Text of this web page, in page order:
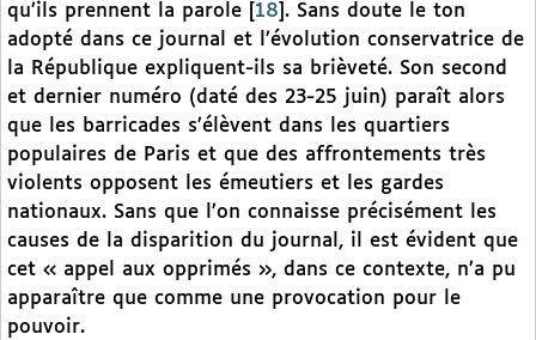
qu’ils prennent la parole
18 . Sans doute le ton
adopté dans ce journal et l’évolution conservatrice de
la République expliquent-ils sa brièveté. Son second
et dernier numéro (daté des 23-25 juin) paraît alors
que les barricades s’élèvent dans les quartiers
populaires de Paris et que des affrontements très
violents opposent les émeutiers et les gardes
nationaux. Sans que l’on connaisse précisément les
causes de la disparition du journal, il est évident que
cet « appel aux opprimés », dans ce contexte, n’a pu
apparaître que comme une provocation pour le
pouvoir.